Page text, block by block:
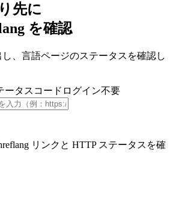
先に
を確認
し、言語ページのステータスを確認し
ータスコード ログイン不要
リンクと HTTP ステータスを確